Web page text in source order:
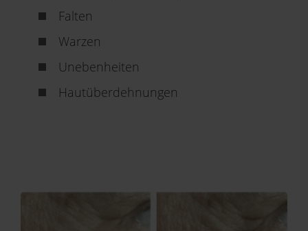
Falten
Warzen
Unebenheiten
Hautüberdehnungen